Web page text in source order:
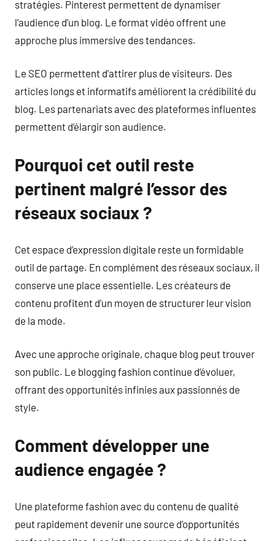
stratégies. Pinterest permettent de dynamiser
l’audience d’un blog. Le format vidéo offrent une
approche plus immersive des tendances.
Le SEO permettent d’attirer plus de visiteurs. Des
articles longs et informatifs améliorent la crédibilité du
blog. Les partenariats avec des plateformes influentes
permettent d’élargir son audience.
Pourquoi cet outil reste
pertinent malgré l’essor des
réseaux sociaux ?
Cet espace d’expression digitale reste un formidable
outil de partage. En complément des réseaux sociaux, il
conserve une place essentielle. Les créateurs de
contenu profitent d’un moyen de structurer leur vision
de la mode.
Avec une approche originale, chaque blog peut trouver
son public. Le blogging fashion continue d’évoluer,
offrant des opportunités infinies aux passionnés de
style.
Comment développer une
audience engagée ?
Une plateforme fashion avec du contenu de qualité
peut rapidement devenir une source d’opportunités